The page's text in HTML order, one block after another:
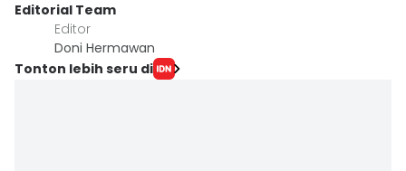
Editorial Team
Editor
Doni Hermawan
Tonton lebih seru di